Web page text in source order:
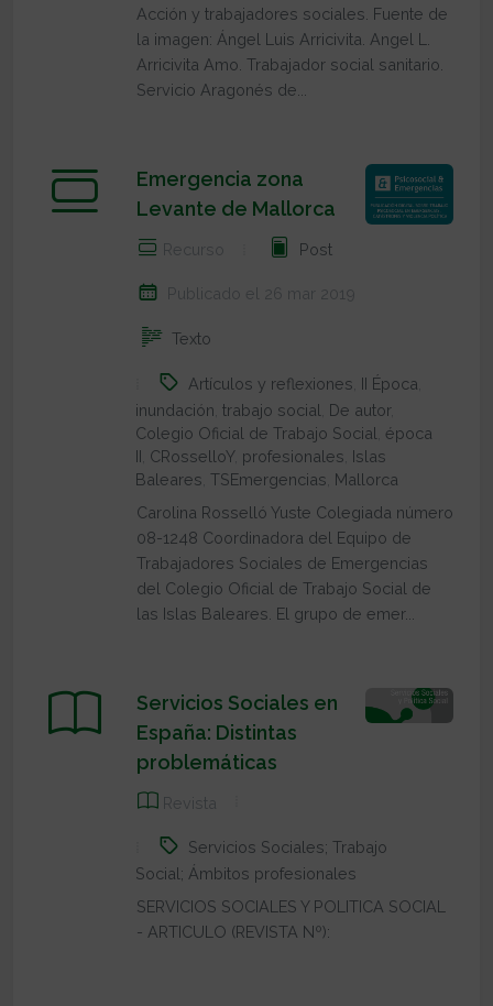
Acción y trabajadores sociales. Fuente de
la imagen: Ángel Luis Arricivita. Angel L.
Arricivita Amo. Trabajador social sanitario.
Servicio Aragonés de...
Emergencia zona
Levante de Mallorca
Recurso Post
Publicado el 26 mar 2019
Texto
Artículos y reflexiones II Época
inundación trabajo social De autor,
Colegio Oficial de Trabajo Social época
II CRosselloY, profesionales Islas
Baleares TSEmergencias Mallorca
Carolina Rosselló Yuste Colegiada número
08-1248 Coordinadora del Equipo de
Trabajadores Sociales de Emergencias
del Colegio Oficial de Trabajo Social de
las Islas Baleares. El grupo de emer...
Servicios Sociales en
España: Distintas
problemáticas
Revista
Servicios Sociales; Trabajo
Social; Ámbitos profesionales
SERVICIOS SOCIALES Y POLITICA SOCIAL
- ARTICULO (REVISTA Nº):